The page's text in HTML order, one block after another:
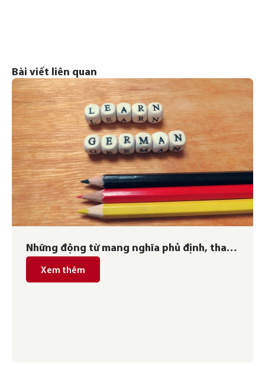
Bài viết liên quan
Những động từ mang nghĩa phủ định, thay
thế cho cấu trúc nicht
Xem thêm